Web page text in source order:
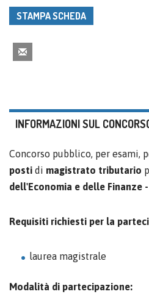
STAMPA SCHEDA
INFORMAZIONI SUL
Concorso pubblico, per esami,
posti di magistrato tributario
dell'Economia e delle Finanze -
Requisiti richiesti per la
laurea magistrale
Modalità di partecipazione: